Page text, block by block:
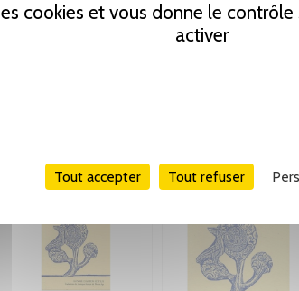
cookies et vous donne le
activer
Tout accepter Tout refuser